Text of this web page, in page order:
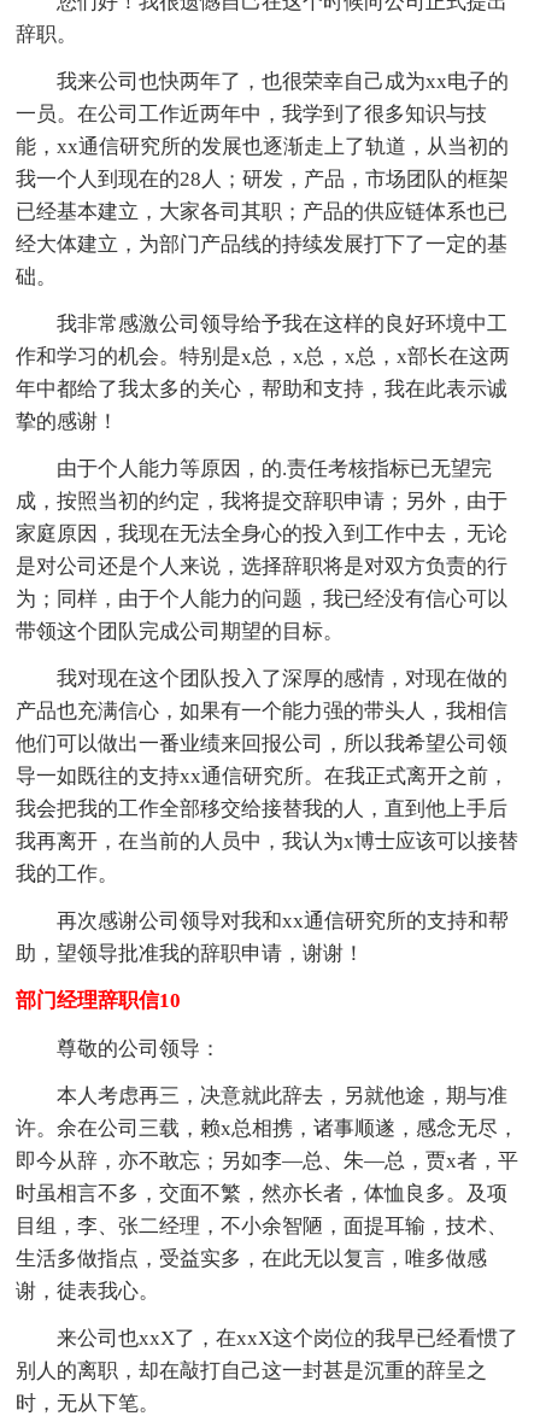
辞职。
我来公司也快两年了，也很荣幸自己成为xx电子的
一员。在公司工作近两年中，我学到了很多知识与技
能，xx通信研究所的发展也逐渐走上了轨道，从当初的
我一个人到现在的28人；研发，产品，市场团队的框架
已经基本建立，大家各司其职；产品的供应链体系也已
经大体建立，为部门产品线的持续发展打下了一定的基
础。
我非常感激公司领导给予我在这样的良好环境中工
作和学习的机会。特别是x总，x总，x总，x部长在这两
年中都给了我太多的关心，帮助和支持，我在此表示诚
挚的感谢！
由于个人能力等原因，的.责任考核指标已无望完
成，按照当初的约定，我将提交辞职申请；另外，由于
家庭原因，我现在无法全身心的投入到工作中去，无论
是对公司还是个人来说，选择辞职将是对双方负责的行
为；同样，由于个人能力的问题，我已经没有信心可以
带领这个团队完成公司期望的目标。
我对现在这个团队投入了深厚的感情，对现在做的
产品也充满信心，如果有一个能力强的带头人，我相信
他们可以做出一番业绩来回报公司，所以我希望公司领
导一如既往的支持xx通信研究所。在我正式离开之前，
我会把我的工作全部移交给接替我的人，直到他上手后
我再离开，在当前的人员中，我认为x博士应该可以接替
我的工作。
再次感谢公司领导对我和xx通信研究所的支持和帮
助，望领导批准我的辞职申请，谢谢！
部门经理辞职信10
尊敬的公司领导：
本人考虑再三，决意就此辞去，另就他途，期与准
许。余在公司三载，赖x总相携，诸事顺遂，感念无尽，
即今从辞，亦不敢忘；另如李—总、朱—总，贾x者，平
时虽相言不多，交面不繁，然亦长者，体恤良多。及项
目组，李、张二经理，不小余智陋，面提耳输，技术、
生活多做指点，受益实多，在此无以复言，唯多做感
谢，徒表我心。
来公司也xxX了，在xxX这个岗位的我早已经看惯了
别人的离职，却在敲打自己这一封甚是沉重的辞呈之
时，无从下笔。